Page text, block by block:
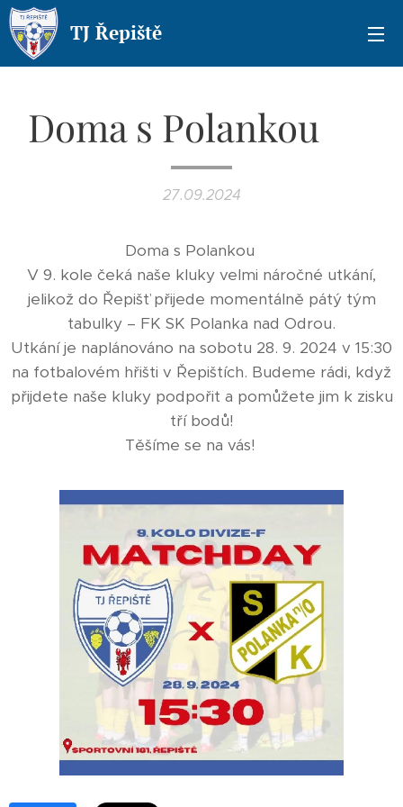
TJ Řepiště
Doma s Polankou ⚽️
27.09.2024
Doma s Polankou ⚔️
V 9. kole čeká naše kluky velmi náročné utkání,
jelikož do Řepišť přijede momentálně pátý tým
tabulky – FK SK Polanka nad Odrou.
Utkání je naplánováno na sobotu 28. 9. 2024 v 15:30
na fotbalovém hřišti v Řepištích. Budeme rádi, když
přijdete naše kluky podpořit a pomůžete jim k zisku
tří bodů!
Těšíme se na vás! ⚽️